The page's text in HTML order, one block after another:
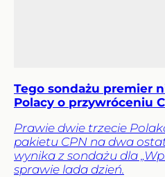
Tego sondażu premier
Polacy o przywróceniu
Prawie dwie trzecie
pakietu CPN na dwa
wynika z sondażu dla
sprawie lada dzień.